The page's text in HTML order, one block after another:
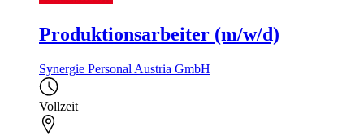
Produktionsarbeiter (m/w/d)
Synergie Personal Austria GmbH
Vollzeit